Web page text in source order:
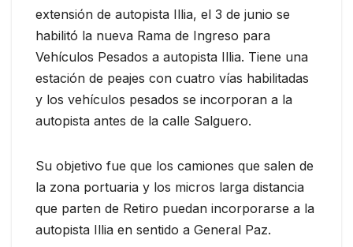
extensión de autopista Illia, el 3 de junio se
habilitó la nueva Rama de Ingreso para
Vehículos Pesados a autopista Illia. Tiene una
estación de peajes con cuatro vías habilitadas
y los vehículos pesados se incorporan a la
autopista antes de la calle Salguero.
Su objetivo fue que los camiones que salen de
la zona portuaria y los micros larga distancia
que parten de Retiro puedan incorporarse a la
autopista Illia en sentido a General Paz.